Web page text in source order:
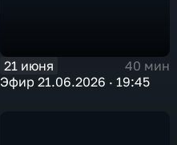
21 июня
40 мин
Эфир 21.06.2026 · 19:45